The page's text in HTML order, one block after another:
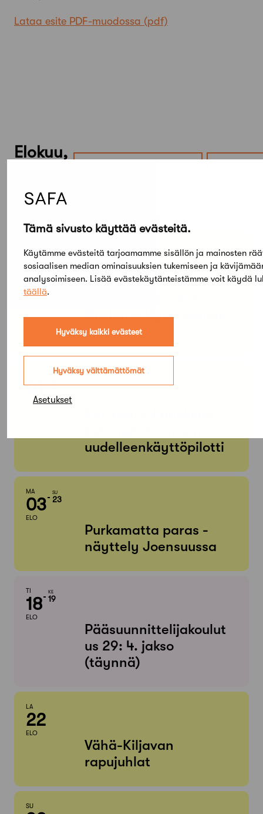
Tämä sivusto käyttää evästeitä.
Käytämme evästeitä tarjoamamme sisällön ja mainosten
sosiaalisen median ominaisuuksien tukemiseen ja
analysoimiseen. Lisää evästekäytänteistämme voit käydä
täällä.
Hyväksy kaikki evästeet
Hyväksy välttämättömät
Asetukset
Lataa esite PDF-muodossa
Elokuu,
Etsi tapahtumista
05
KESÄ
03
TAMMI
Arkkitehtuuri- ja
Design – Hyvinvoinnin
muodot
01
HEINÄ
31
uudelleenkäyttöpilotti
MA
03
ELO
SU
23
Purkamatta paras -
näyttely Joensuussa
TI
18
ELO
KE
19
Pääsuunnittelijakoulut
us 29: 4. jakso
(täynnä)
LA
22
ELO
Vähä-Kiljavan
rapujuhlat
SU